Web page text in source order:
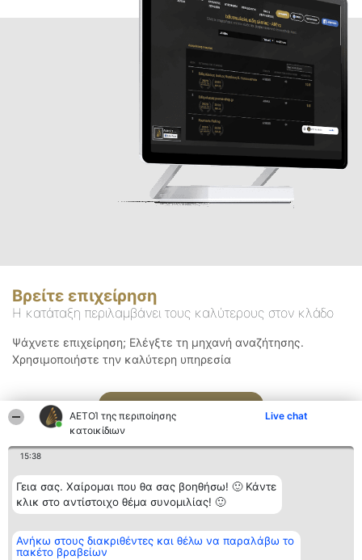
ΑΕΤΟΊ της περιποίησης
κατοικίδιων
Live chat
15:38
Γεια σας. Χαίρομαι που θα σας βοηθήσω! 🙂 Κάντε
κλικ στο αντίστοιχο θέμα συνομιλίας! 🙂
Ανήκω στους διακριθέντες και θέλω να παραλάβω το
πακέτο βραβείων
Βρείτε επιχείρηση
Η κατάταξη περιλαμβάνει τους καλύτερους στον κλάδο
Ψάχνετε επιχείρηση; Ελέγξτε τη μηχανή αναζήτησης.
Χρησιμοποιήστε την καλύτερη υπηρεσία
Αναζήτηση
Διοργανωτής της
κατάταξης
BEAUTIFUL COMPANY
Κατάταξη
Διακριθέντες
Επικοινωνία
Επικοινωνία